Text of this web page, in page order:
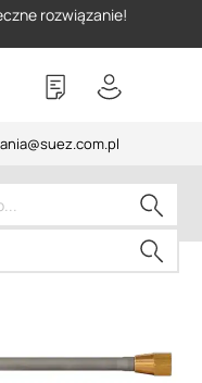
rozwiązanie!